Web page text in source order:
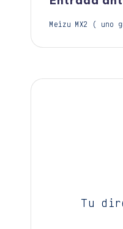
Meizu MX2 ( uno
Tu